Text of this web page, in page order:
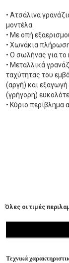
• Ατσάλινα
μοντέλα.
• Με οπή
• Χωνάκια
• Ο σωλήνας για το
• Μεταλλικά
ταχύτητας του
(αργή) και
(γρήγορη)
• Κύριο περίβλημα
Όλες οι τιμές
Τεχνικά